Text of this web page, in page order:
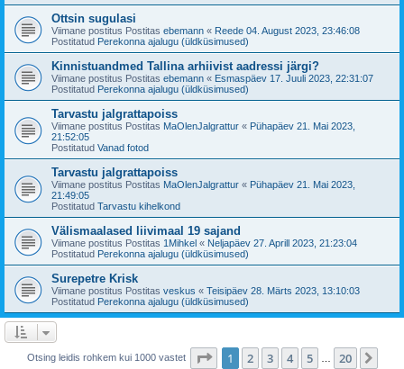
Ottsin sugulasi
Viimane postitus Postitas ebemann « Reede 04. August 2023, 23:46:08
Postitatud Perekonna ajalugu (üldküsimused)
Kinnistuandmed Tallina arhiivist aadressi järgi?
Viimane postitus Postitas ebemann « Esmaspäev 17. Juuli 2023, 22:31:07
Postitatud Perekonna ajalugu (üldküsimused)
Tarvastu jalgrattapoiss
Viimane postitus Postitas MaOlenJalgrattur « Pühapäev 21. Mai 2023,
21:52:05
Postitatud Vanad fotod
Tarvastu jalgrattapoiss
Viimane postitus Postitas MaOlenJalgrattur « Pühapäev 21. Mai 2023,
21:49:05
Postitatud Tarvastu kihelkond
Välismaalased liivimaal 19 sajand
Viimane postitus Postitas 1Mihkel « Neljapäev 27. Aprill 2023, 21:23:04
Postitatud Perekonna ajalugu (üldküsimused)
Surepetre Krisk
Viimane postitus Postitas veskus « Teisipäev 28. Märts 2023, 13:10:03
Postitatud Perekonna ajalugu (üldküsimused)
Otsing leidis rohkem kui 1000 vastet 1 . leht20 -st
1 2 3 4 5 20